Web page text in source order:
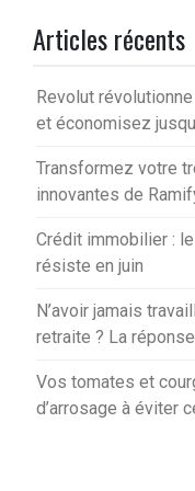
Articles récents
Revolut
et économisez
Transformez votre
innovantes de
Crédit immobilier :
résiste en juin
N’avoir jamais
retraite ? La
Vos tomates et
d’arrosage à éviter